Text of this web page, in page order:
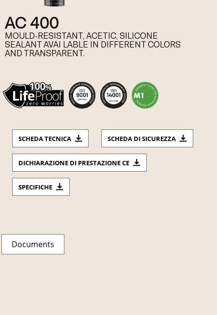
AC 400
MOULD-RESISTANT, ACETIC, SILICONE
SEALANT AVAI LABLE IN DIFFERENT COLORS
AND TRANSPARENT.
SCHEDA TECNICA SCHEDA DI SICUREZZA
DICHIARAZIONE DI PRESTAZIONE CE
SPECIFICHE
Documents